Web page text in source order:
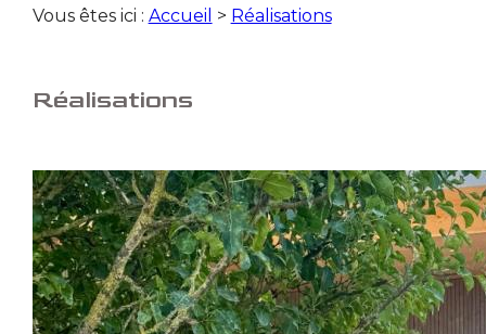
Vous êtes ici : Accueil > Réalisations
Réalisations